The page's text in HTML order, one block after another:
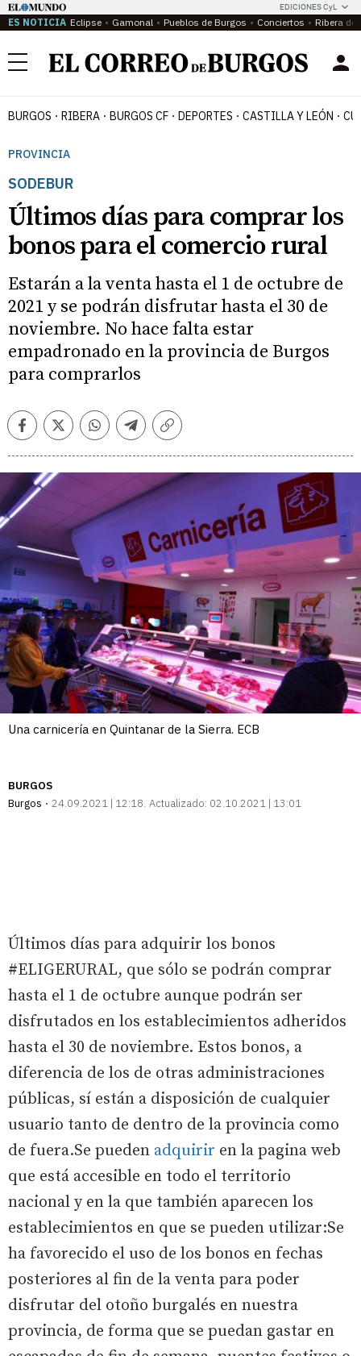
EDICIONES CyL
ES NOTICIA Eclipse Gamonal Pueblos de Burgos Conciertos Ribera del
Menú
BURGOS RIBERA BURGOS CF DEPORTES CASTILLA Y LEÓN
PROVINCIA
SODEBUR
Últimos días para comprar los
bonos para el comercio rural
Estarán a la venta hasta el 1 de octubre de
2021 y se podrán disfrutar hasta el 30 de
noviembre. No hace falta estar
empadronado en la provincia de Burgos
para comprarlos
FacebookTwitterWhatsappTelegramCopiar
Una carnicería en Quintanar de la Sierra. ECB
BURGOS
Burgos
24.09.2021 | 12:18 Actualizado: 02.10.2021 | 13:01
Últimos días para adquirir los bonos
#ELIGERURAL, que sólo se podrán comprar
hasta el 1 de octubre aunque podrán ser
disfrutados en los establecimientos adheridos
hasta el 30 de noviembre. Estos bonos, a
diferencia de los de otras administraciones
públicas, sí están a disposición de cualquier
usuario tanto de dentro de la provincia como
de fuera.Se pueden adquirir en la pagina web
que está accesible en todo el territorio
nacional y en la que también aparecen los
establecimientos en que se pueden utilizar:Se
ha favorecido el uso de los bonos en fechas
posteriores al fin de la venta para poder
disfrutar del otoño burgalés en nuestra
provincia, de forma que se puedan gastar en